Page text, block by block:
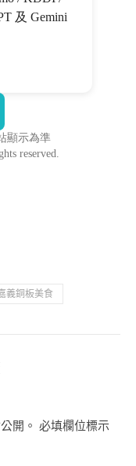
義銅板美食
開。 必填欄位標示